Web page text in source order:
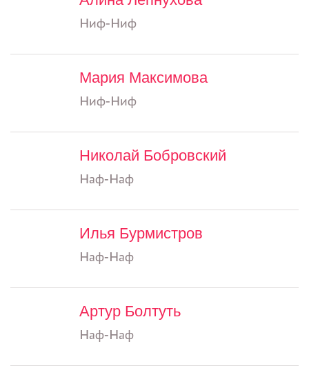
Ниф-Ниф
Мария Максимова
Ниф-Ниф
Николай Бобровский
Наф-Наф
Илья Бурмистров
Наф-Наф
Артур Болтуть
Наф-Наф